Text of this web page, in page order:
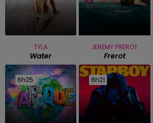
TYLA
Water
JEREMY FREROT
Frerot
6h25
6h25 6h21
6h21